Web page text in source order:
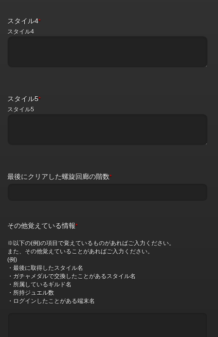
スタイル4*
スタイル4
スタイル5*
スタイル5
最後にクリアした螺旋回廊の階数*
その他覚えている情報*
※以下の(例)の項目で覚えているものがあればご入力ください。
また、その他覚えていることがあればご入力ください。
(例)
・最後に取得したスタイル名
・ガチャメダルで交換したことがあるスタイル名
・所属しているギルド名
・所持ジュエル数
・ログインしたことがある端末名